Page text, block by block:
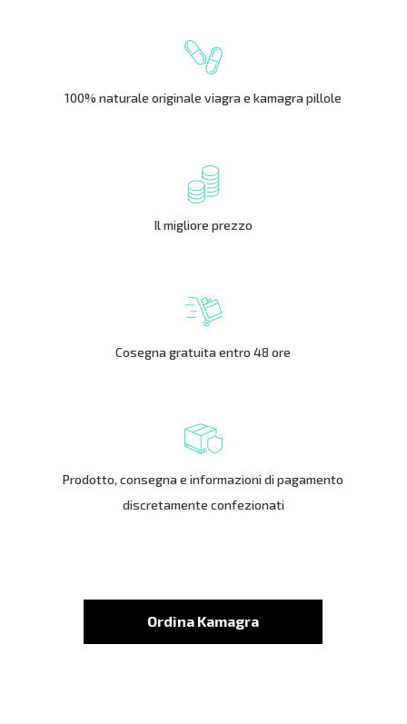
100% naturale originale viagra e kamagra pillole
Il migliore prezzo
Cosegna gratuita entro 48 ore
Prodotto, consegna e informazioni di pagamento
discretamente confezionati
Ordina Kamagra